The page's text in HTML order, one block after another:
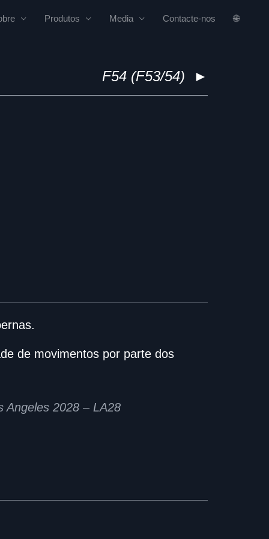
Produtos Media Contacte-nos 🌐
►
F54 (F53/54)
de movimentos por parte dos
Angeles 2028 – LA28